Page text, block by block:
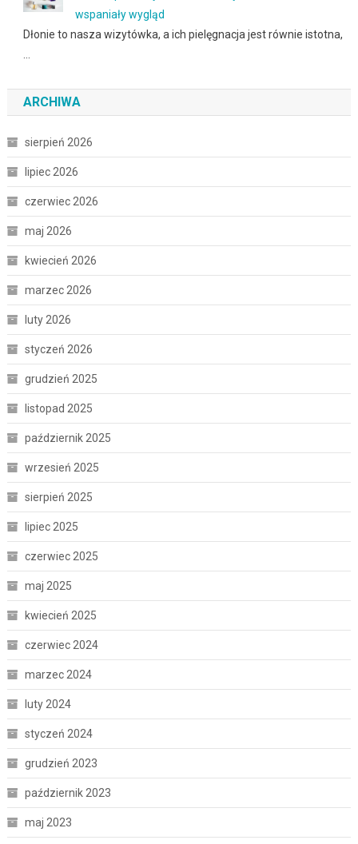
wspaniały wygląd
Dłonie to nasza wizytówka, a ich pielęgnacja jest równie istotna,
ARCHIWA
sierpień 2026
lipiec 2026
czerwiec 2026
maj 2026
kwiecień 2026
marzec 2026
luty 2026
styczeń 2026
grudzień 2025
listopad 2025
październik 2025
wrzesień 2025
sierpień 2025
lipiec 2025
czerwiec 2025
maj 2025
kwiecień 2025
czerwiec 2024
marzec 2024
luty 2024
styczeń 2024
grudzień 2023
październik 2023
maj 2023